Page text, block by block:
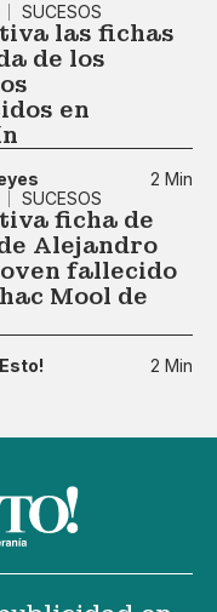
SUCESOS
las fichas
de los
en
2 Min
SUCESOS
ficha de
Alejandro
fallecido
Mool de
2 Min